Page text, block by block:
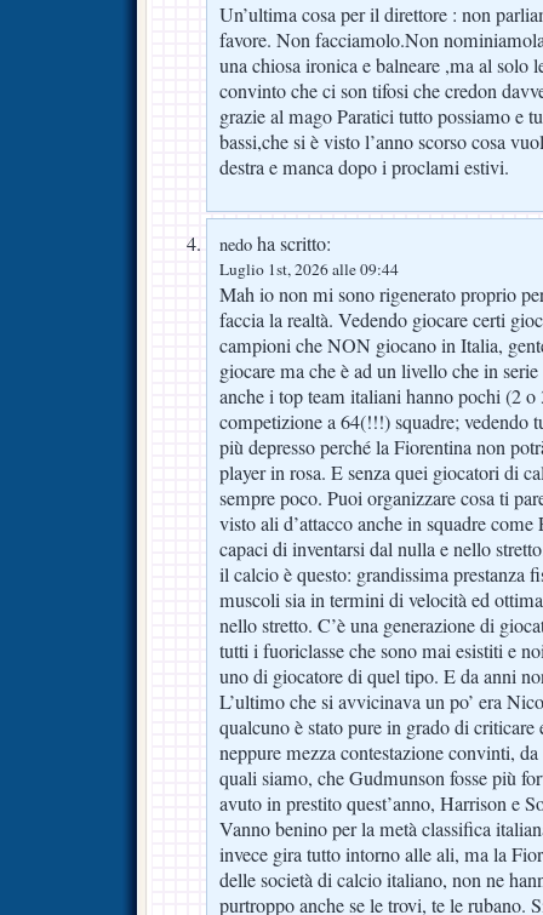
Un’ultima cosa per il direttore : non
favore. Non facciamolo.Non
una chiosa ironica e balneare ,ma al solo
convinto che ci son tifosi che credon
grazie al mago Paratici tutto possiamo e
bassi,che si è visto l’anno scorso cosa
destra e manca dopo i proclami estivi.
nedo ha scritto:
Luglio 1st, 2026 alle 09:44
Mah io non mi sono rigenerato proprio
faccia la realtà. Vedendo giocare certi
campioni che NON giocano in Italia,
giocare ma che è ad un livello che in
anche i top team italiani hanno pochi (2
competizione a 64(!!!) squadre; vedendo
più depresso perché la Fiorentina non
player in rosa. E senza quei giocatori di
sempre poco. Puoi organizzare cosa ti
visto ali d’attacco anche in squadre come
capaci di inventarsi dal nulla e nello
il calcio è questo: grandissima prestanza
muscoli sia in termini di velocità ed
nello stretto. C’è una generazione di
tutti i fuoriclasse che sono mai esistiti e
uno di giocatore di quel tipo. E da anni
L’ultimo che si avvicinava un po’ era
qualcuno è stato pure in grado di criticare
neppure mezza contestazione convinti,
quali siamo, che Gudmunson fosse più
avuto in prestito quest’anno, Harrison e
Vanno benino per la metà classifica
invece gira tutto intorno alle ali, ma la
delle società di calcio italiano, non ne
purtroppo anche se le trovi, te le rubano.